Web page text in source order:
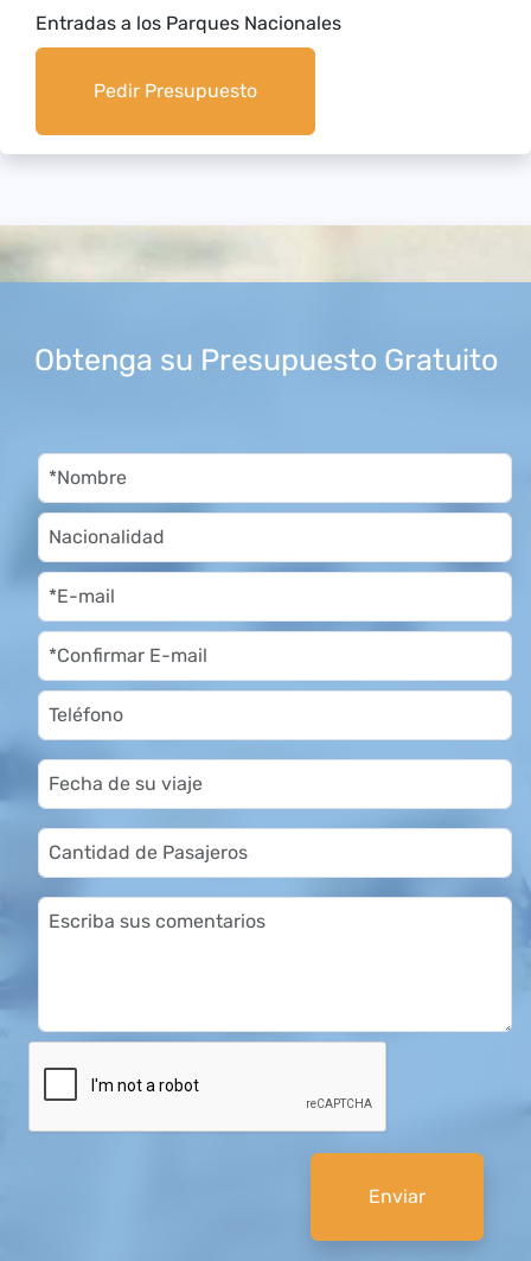
Entradas a los Parques Nacionales
Pedir Presupuesto
Obtenga su Presupuesto Gratuito
Enviar